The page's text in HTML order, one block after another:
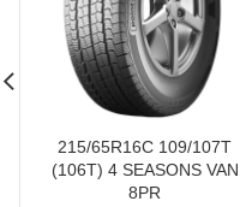
215/65R16C 109/107T
(106T) 4 SEASONS VAN
8PR